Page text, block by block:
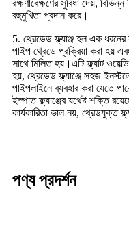
রক্ষণাবেক্ষণের সুবিধা দেয়,
বহুমুখিতা প্রদান করে।
5. থ্রেডেড ফ্ল্যাঞ্জ হল এক ধরনের
পাইপ থ্রেডে প্রক্রিয়া করা হয়
সাথে মিলিত হয়।এটি ফ্ল্যাট
হয়, থ্রেডেড ফ্ল্যাঞ্জে সহজ
পাইপলাইনে ব্যবহার করা যেতে
ইস্পাত ফ্ল্যাঞ্জের যথেষ্ট শক্তি
কার্যকারিতা ভাল নয়, থ্রেডযুক্ত
পণ্য প্রদর্শন